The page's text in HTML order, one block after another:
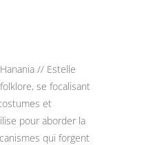
// Estelle
se focalisant
et
pour aborder la
qui forgent